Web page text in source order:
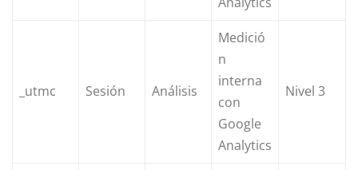
_utmc Sesión Análisis
Medició
n
interna
con
Google
Analytics
Nivel 3